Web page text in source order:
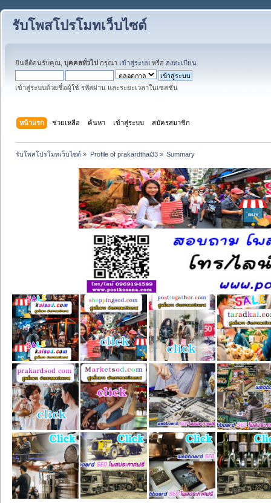
รับโพสโปรโมทเว็บไซต์
ยินดีต้อนรับคุณ, บุคคลทั่วไป กรุณา เข้าสู่ระบบ หรือ ลงทะเบียน
เข้าสู่ระบบด้วยชื่อผู้ใช้ รหัสผ่าน และระยะเวลาในเซสชั่น
หน้าแรก ช่วยเหลือ ค้นหา เข้าสู่ระบบ สมัครสมาชิก
รับโพสโปรโมทเว็บไซต์ » Profile of prakardthai33» Summary